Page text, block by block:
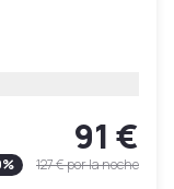
91 €
% 127 €por la noche